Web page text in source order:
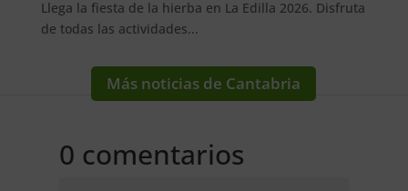
Llega la fiesta de la hierba en La Edilla 2026. Disfruta
de todas las actividades...
Más noticias de Cantabria
0 comentarios